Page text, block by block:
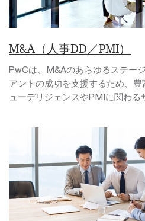
M&A（人事DD／PMI）
PwCは、M&Aのあらゆるステー
アントの成功を支援するため、
ューデリジェンスやPMIに関わる